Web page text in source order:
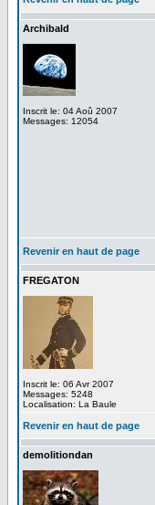
Archibald
Inscrit le: 04 Aoû 2007
Messages: 12054
Revenir en haut de page
FREGATON
Inscrit le: 06 Avr 2007
Messages: 5248
Localisation: La Baule
Revenir en haut de page
demolitiondan